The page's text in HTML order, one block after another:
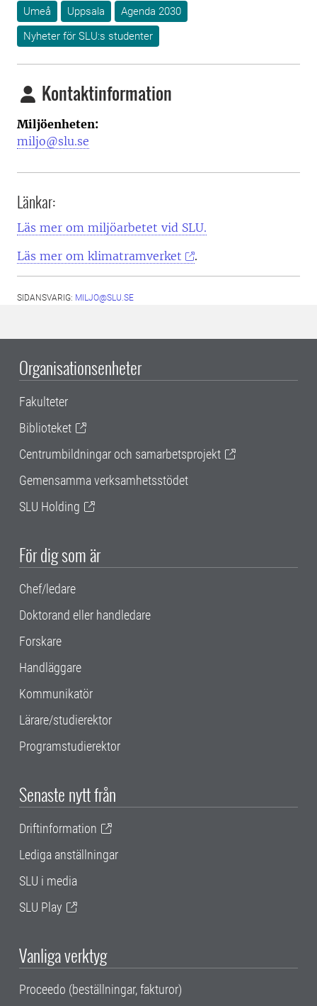
Umeå
Uppsala
Agenda 2030
Nyheter för SLU:s studenter
Kontaktinformation
Miljöenheten:
miljo@slu.se
Länkar:
Läs mer om miljöarbetet vid SLU.
Läs mer om klimatramverket
.
SIDANSVARIG: MILJO@SLU.SE
Organisationsenheter
Fakulteter
Biblioteket
Centrumbildningar och samarbetsprojekt
Gemensamma verksamhetsstödet
SLU Holding
För dig som är
Chef/ledare
Doktorand eller handledare
Forskare
Handläggare
Kommunikatör
Lärare/studierektor
Programstudierektor
Senaste nytt från
Driftinformation
Lediga anställningar
SLU i media
SLU Play
Vanliga verktyg
Proceedo (beställningar, fakturor)